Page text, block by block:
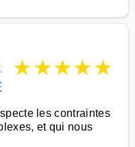
★★★★★
les contraintes
et qui nous